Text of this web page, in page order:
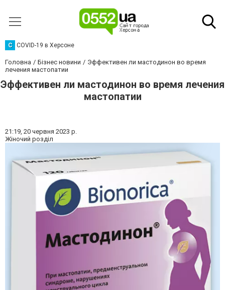
C COVID-19 в Херсоне
Головна Бізнес новини
Эффективен ли мастодинон во время
лечения мастопатии
Эффективен ли мастодинон во время лечения
мастопатии
21:19, 20 червня 2023 р.
Жіночий розділ